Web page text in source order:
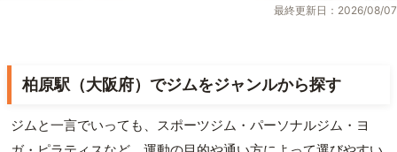
最終更新日：2026/08/07
柏原駅（大阪府）でジムをジャンルから探す
ジムと一言でいっても、スポーツジム・パーソナルジム・ヨ